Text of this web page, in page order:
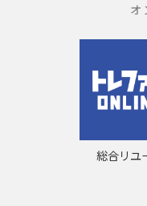
オ
総合リユ